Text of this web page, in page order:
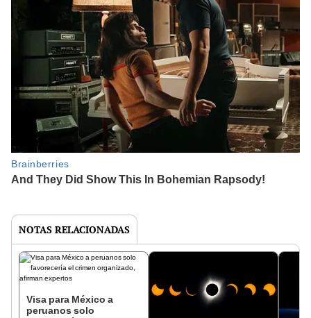
NOTAS RELACIONADAS
Visa para México a
peruanos solo